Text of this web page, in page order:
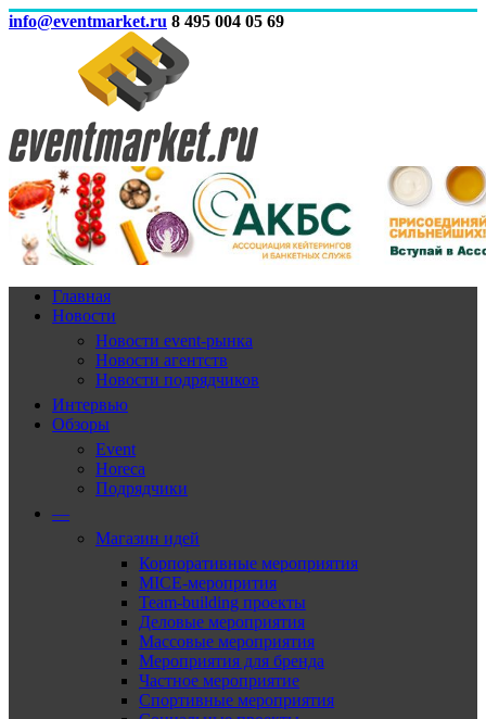
info@eventmarket.ru 8 495 004 05 69
Главная
Новости
Новости event-рынка
Новости агентств
Новости подрядчиков
Интервью
Обзоры
Event
Horeca
Подрядчики
—
Магазин идей
Корпоративные мероприятия
MICE-меропрития
Team-building проекты
Деловые мероприятия
Массовые мероприятия
Мероприятия для бренда
Частное мероприятие
Спортивные мероприятия